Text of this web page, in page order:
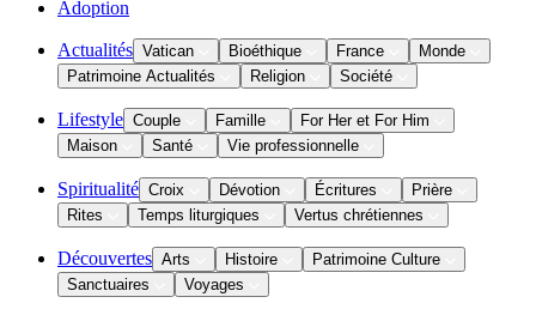
Adoption
Actualités Vatican Bioéthique France
Monde
Patrimoine Actualités
Religion Société
Lifestyle Couple Famille
For Her et For Him
Maison
Santé Vie professionnelle
Spiritualité Croix Dévotion Écritures
Prière
Rites
Temps liturgiques Vertus chrétiennes
Découvertes Arts Histoire
Patrimoine Culture
Sanctuaires
Voyages